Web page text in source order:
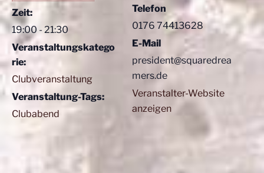
Zeit:
19:00 - 21:30
Veranstaltungskatego
rie:
Clubveranstaltung
Veranstaltung-Tags:
Clubabend
Telefon
0176 74413628
E-Mail
president@squaredrea
mers.de
Veranstalter-Website
anzeigen